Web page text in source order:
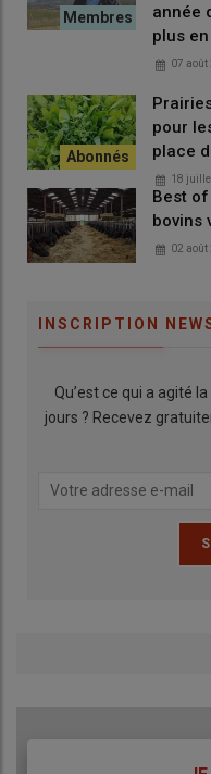
année
plus
07 août
pour
place
18
Best
bovins
02 août
INSCRIPTION
Qu’est ce qui a agité
jours ? Recevez